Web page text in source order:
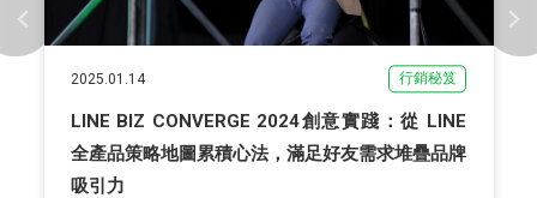
2025.01.14 行銷秘笈
LINE BIZ CONVERGE 2024創意實踐：從 LINE
全產品策略地圖累積心法，滿足好友需求堆疊品牌
吸引力